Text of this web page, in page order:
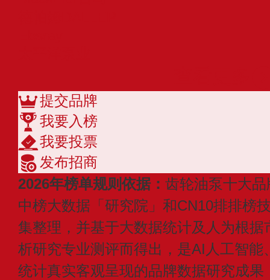
提交品牌
我要入榜
我要投票
发布招商
2026年榜单规则依据： 齿轮油泵十大
中榜大数据「研究院」和CN10排排榜
集整理，并基于大数据统计及人为根
析研究专业测评而得出，是AI人工智能
统计真实客观呈现的品牌数据研究成